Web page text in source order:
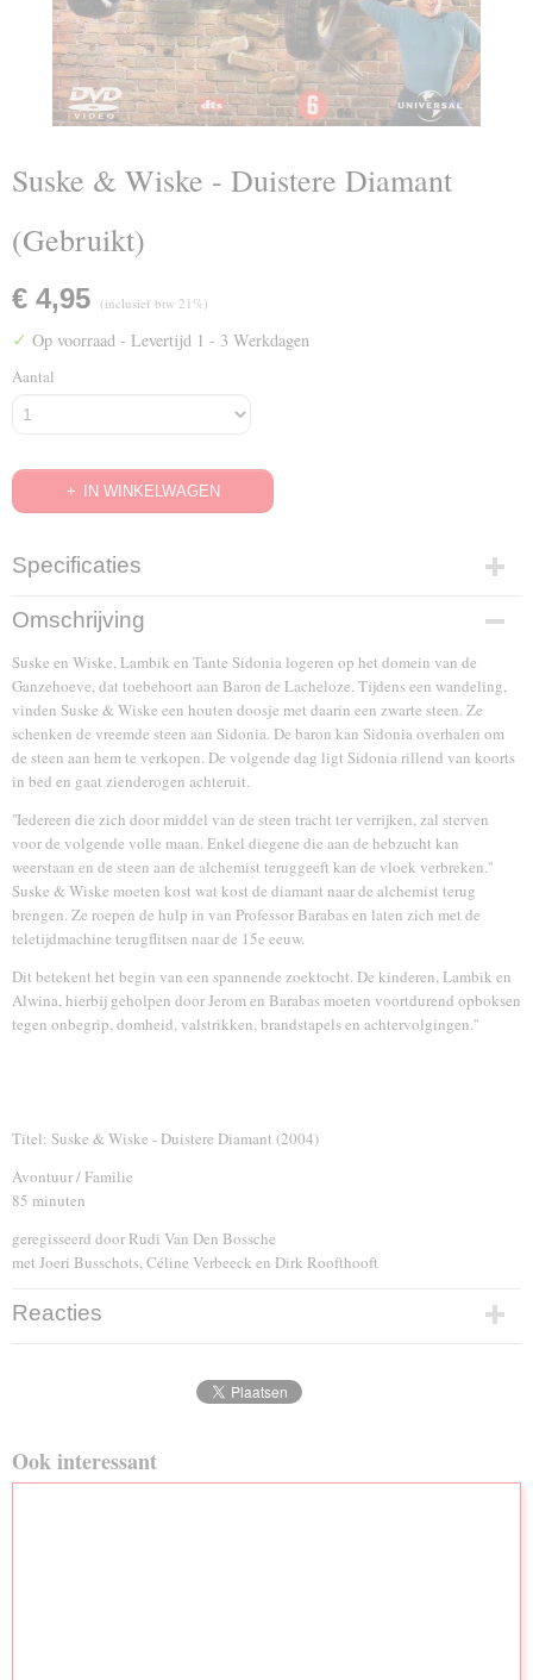
Suske & Wiske - Duistere Diamant
(Gebruikt)
€ 4,95 (inclusief btw 21%)
✓ Op voorraad - Levertijd 1 - 3 Werkdagen
Aantal
IN WINKELWAGEN
Specificaties
EAN code
3259190240698
Omschrijving
Suske en Wiske, Lambik en Tante Sidonia logeren op het domein van de
Ganzehoeve, dat toebehoort aan Baron de Lacheloze. Tijdens een wandeling,
vinden Suske & Wiske een houten doosje met daarin een zwarte steen. Ze
schenken de vreemde steen aan Sidonia. De baron kan Sidonia overhalen om
de steen aan hem te verkopen. De volgende dag ligt Sidonia rillend van koorts
in bed en gaat zienderogen achteruit.
''Iedereen die zich door middel van de steen tracht ter verrijken, zal sterven
voor de volgende volle maan. Enkel diegene die aan de hebzucht kan
weerstaan en de steen aan de alchemist teruggeeft kan de vloek verbreken.''
Suske & Wiske moeten kost wat kost de diamant naar de alchemist terug
brengen. Ze roepen de hulp in van Professor Barabas en laten zich met de
teletijdmachine terugflitsen naar de 15e eeuw.
Dit betekent het begin van een spannende zoektocht. De kinderen, Lambik en
Alwina, hierbij geholpen door Jerom en Barabas moeten voortdurend opboksen
tegen onbegrip, domheid, valstrikken, brandstapels en achtervolgingen.''
Titel: Suske & Wiske - Duistere Diamant (2004)
Avontuur / Familie
85 minuten
geregisseerd door Rudi Van Den Bossche
met Joeri Busschots, Céline Verbeeck en Dirk Roofthooft
Reacties
Ook interessant